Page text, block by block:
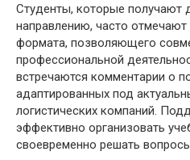
Студенты, которые получают
направлению, часто
формата, позволяющего
профессиональной
встречаются комментарии о
адаптированных под
логистических компаний.
эффективно организовать
своевременно решать